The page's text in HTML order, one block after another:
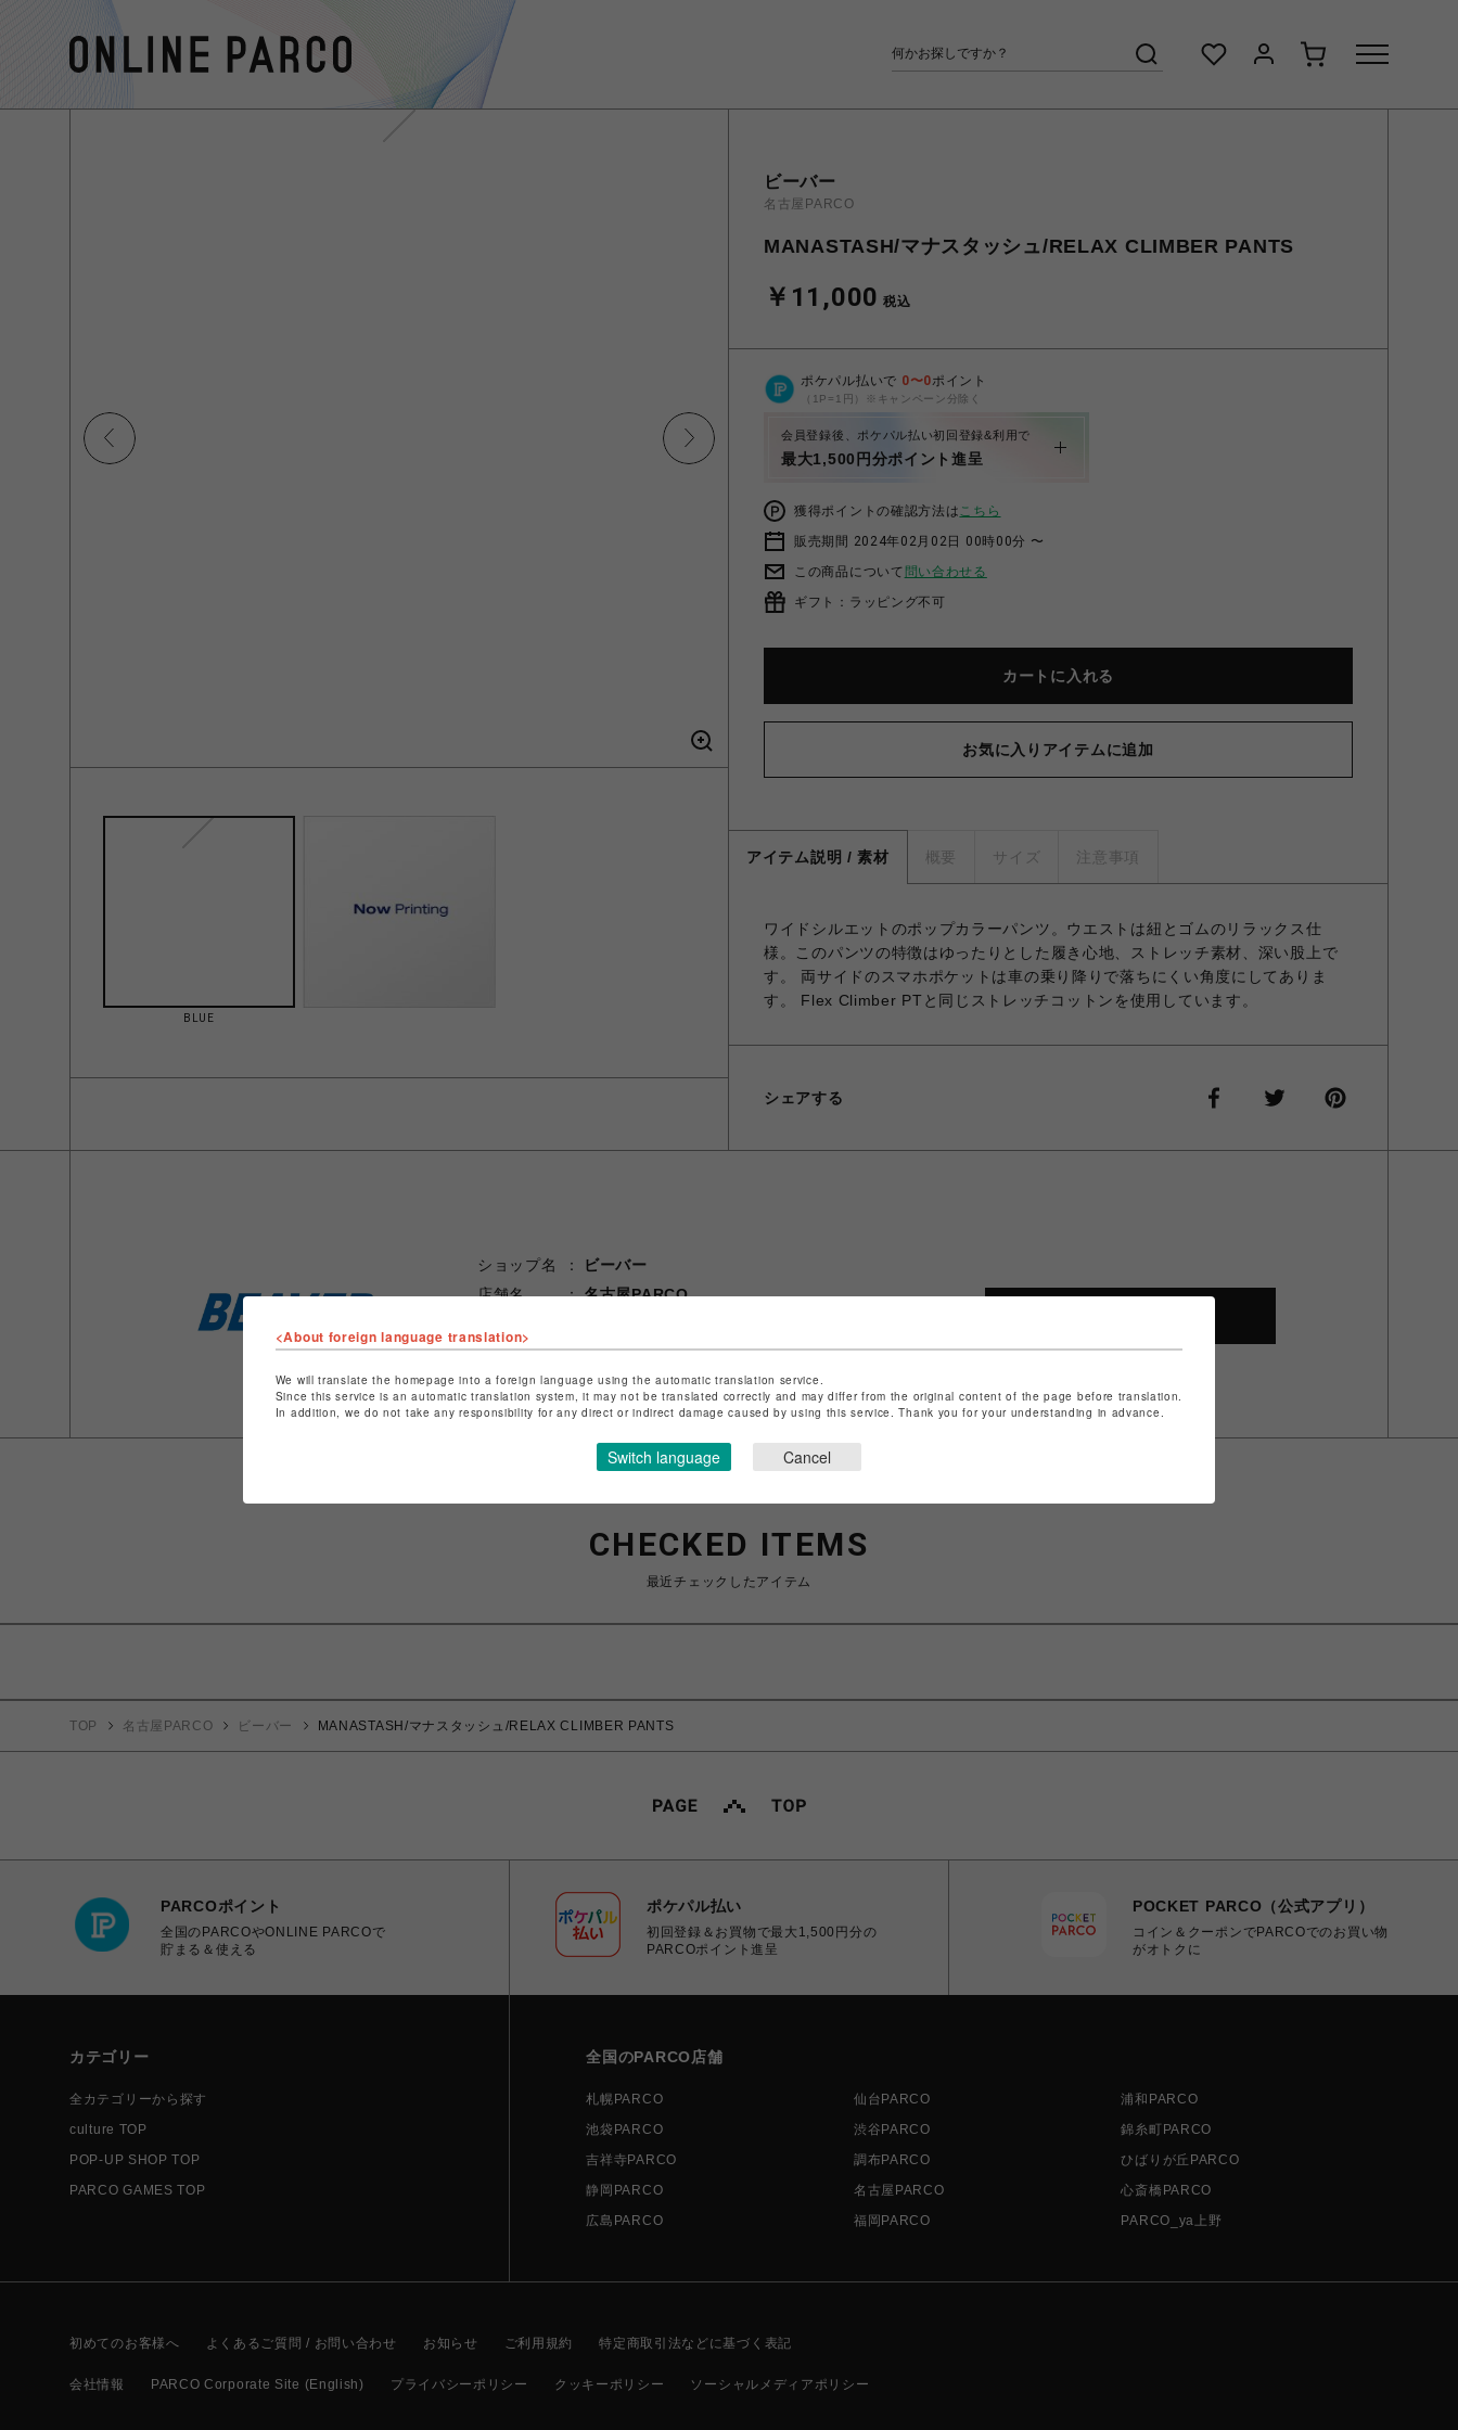
BLUE
ビーバー
名古屋PARCO
MANASTASH/マナスタッシュ/RELAX CLIMBER PANTS
￥11,000 税込
ポケパル払いで 0〜0ポイント
（1P=1円）※キャンペーン分除く
会員登録後、ポケパル払い初回登録&利用で
最大1,500円分ポイント進呈
獲得ポイントの確認方法はこちら
販売期間 2024年02月02日 00時00分 〜
この商品について 問い合わせる
ギフト：ラッピング不可
カートに入れる
お気に入りアイテムに追加
アイテム説明 / 素材 概要 サイズ 注意事項
ワイドシルエットのポップカラーパンツ。ウエストは紐とゴムのリラックス仕
様。このパンツの特徴はゆったりとした履き心地、ストレッチ素材、深い股上で
す。 両サイドのスマホポケットは車の乗り降りで落ちにくい角度にしてありま
す。 Flex Climber PTと同じストレッチコットンを使用しています。
シェアする
ショップ名
ビーバー
店舗名
名古屋PARCO
特定商取引法など法令に基づく表記は
CHECKED ITEMS
最近チェックしたアイテム
TOP 名古屋PARCO ビーバー MANASTASH/マナスタッシュ/RELAX CLIMBER PANTS
PARCOポイント
全国のPARCOやONLINE PARCOで
貯まる＆使える
ポケパル払い
初回登録＆お買物で最大1,500円分の
PARCOポイント進呈
POCKET PARCO（公式アプリ）
コイン＆クーポンでPARCOでのお買い物
がオトクに
カテゴリー
全カテゴリーから探す
culture TOP
POP-UP SHOP TOP
PARCO GAMES TOP
全国のPARCO店舗
札幌PARCO 仙台PARCO
浦和PARCO
池袋PARCO
渋谷PARCO
錦糸町PARCO
吉祥寺PARCO
調布PARCO
ひばりが丘PARCO
静岡PARCO
名古屋PARCO
心斎橋PARCO
広島PARCO
福岡PARCO PARCO_ya上野
初めてのお客様へ よくあるご質問 / お問い合わせ お知らせ ご利用規約 特定商取引法などに基づく表記
会社情報 PARCO Corporate Site (English) プライバシーポリシー クッキーポリシー ソーシャルメディアポリシー
<About foreign language translation>
We will translate the homepage into a foreign language using the automatic translation service.
Since this service is an automatic translation system, it may not be translated correctly and may differ from the original content of the page before translation.
In addition, we do not take any responsibility for any direct or indirect damage caused by using this service. Thank you for your understanding in advance.
Switch language Cancel